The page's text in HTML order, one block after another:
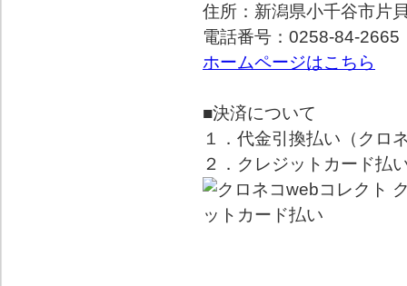
住所：新潟県小千谷市片
電話番号：0258-84-2665
ホームページはこちら
■決済について
１．代金引換払い（クロ
２．クレジットカード払